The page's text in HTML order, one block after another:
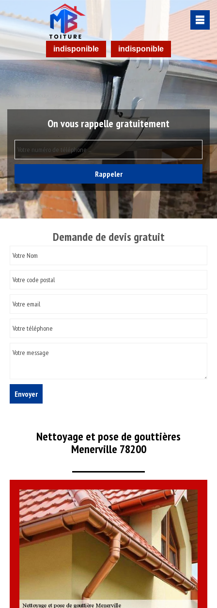
indisponible indisponible
On vous rappelle gratuitement
Demande de devis gratuit
Nettoyage et pose de gouttières
Menerville 78200